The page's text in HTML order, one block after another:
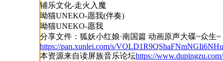
辅乐文化-走火入魔
呦猫UNEKO-愿我(伴奏)
呦猫UNEKO-愿我
分享文件：狐妖小红娘·南国篇 动画原声大碟~众生~
https://pan.xunlei.com/s/
本资源来自读屏族音乐论坛https://